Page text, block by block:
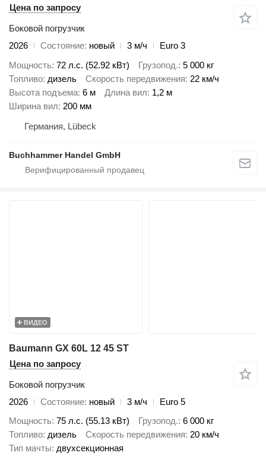
Цена по запросу
Боковой погрузчик
2026
Состояние новый 3 м/ч
Euro 3
Мощность 72 л.с. (52.92 кВт) Грузопод. 5 000 кг
Топливо дизель Скорость передвижения 22 км/ч
Высота подъема 6 м Длина вил 1,2 м
Ширина вил 200 мм
Германия, Lübeck
Buchhammer Handel GmbH
ВИДЕО
Baumann GX 60L 12 45 ST
Цена по запросу
Боковой погрузчик
2026
Состояние новый 3 м/ч
Euro 5
Мощность 75 л.с. (55.13 кВт) Грузопод. 6 000 кг
Топливо дизель Скорость передвижения 20 км/ч
Тип мачты двухсекционная